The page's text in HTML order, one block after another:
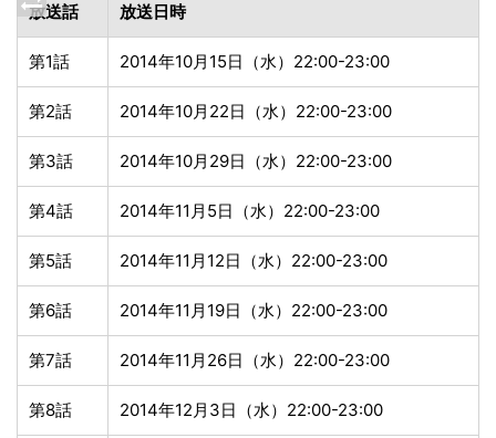
放送話 放送日時
第1話 2014年10月15日（水）22:00-23:00
第2話 2014年10月22日（水）22:00-23:00
第3話 2014年10月29日（水）22:00-23:00
第4話 2014年11月5日（水）22:00-23:00
第5話 2014年11月12日（水）22:00-23:00
第6話 2014年11月19日（水）22:00-23:00
第7話 2014年11月26日（水）22:00-23:00
第8話 2014年12月3日（水）22:00-23:00